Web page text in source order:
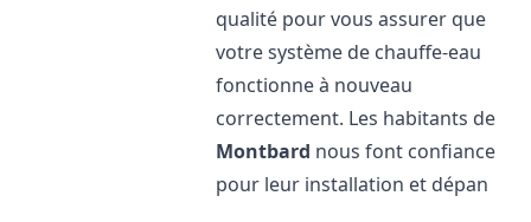
qualité pour vous assurer que
votre système de chauffe-eau
fonctionne à nouveau
correctement. Les habitants de
Montbard nous font confiance
pour leur installation et dépan